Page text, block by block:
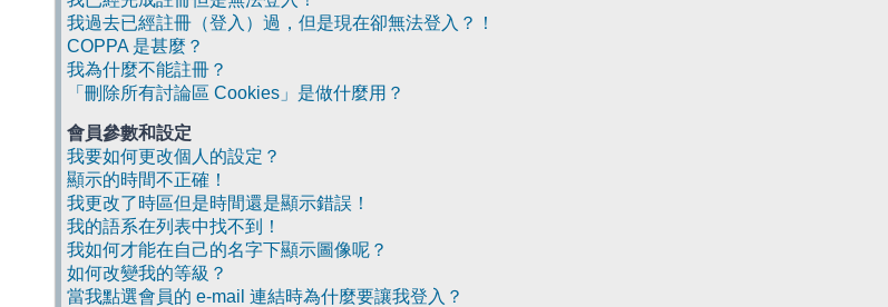
我過去已經註冊（登入）過，但是現在卻無法登入？！
COPPA 是甚麼？
我為什麼不能註冊？
「刪除所有討論區 Cookies」是做什麼用？
會員參數和設定
我要如何更改個人的設定？
顯示的時間不正確！
我更改了時區但是時間還是顯示錯誤！
我的語系在列表中找不到！
我如何才能在自己的名字下顯示圖像呢？
如何改變我的等級？
當我點選會員的 e-mail 連結時為什麼要讓我登入？